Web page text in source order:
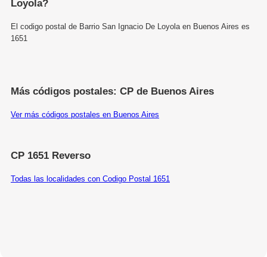
Loyola?
El codigo postal de Barrio San Ignacio De Loyola en Buenos Aires es
1651
Más códigos postales: CP de Buenos Aires
Ver más códigos postales en Buenos Aires
CP 1651 Reverso
Todas las localidades con Codigo Postal 1651